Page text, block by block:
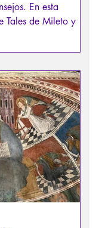
En esta
de Mileto y su
ser fiador